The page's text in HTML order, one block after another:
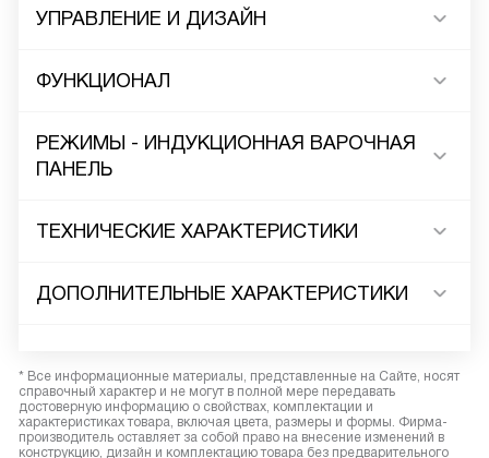
УПРАВЛЕНИЕ И ДИЗАЙН
ФУНКЦИОНАЛ
РЕЖИМЫ - ИНДУКЦИОННАЯ ВАРОЧНАЯ
ПАНЕЛЬ
ТЕХНИЧЕСКИЕ ХАРАКТЕРИСТИКИ
ДОПОЛНИТЕЛЬНЫЕ ХАРАКТЕРИСТИКИ
* Все информационные материалы, представленные на Сайте, носят
справочный характер и не могут в полной мере передавать
достоверную информацию о свойствах, комплектации и
характеристиках товара, включая цвета, размеры и формы. Фирма-
производитель оставляет за собой право на внесение изменений в
конструкцию, дизайн и комплектацию товара без предварительного